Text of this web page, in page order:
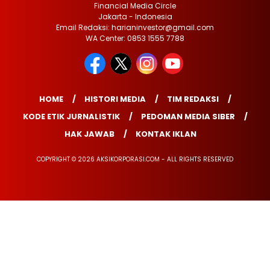
Financial Media Circle
Jakarta - Indonesia
Email Redaksi: harianinvestor@gmail.com
WA Center: 0853 1555 7788
HOME HISTORI MEDIA
TIM REDAKSI
KODE ETIK JURNALISTIK
PEDOMAN MEDIA SIBER
HAK JAWAB
KONTAK IKLAN
COPYRIGHT © 2026 AKSIKORPORASI.COM - ALL RIGHTS RESERVED